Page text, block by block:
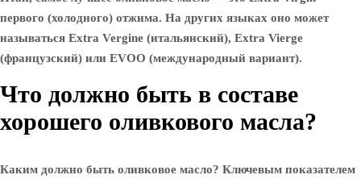
первого (холодного) отжима. На других языках оно может
называться Extra Vergine (итальянский), Extra Vierge
(французский) или EVOO (международный вариант).
Что должно быть в составе
хорошего оливкового масла?
Каким должно быть оливковое масло? Ключевым показателем